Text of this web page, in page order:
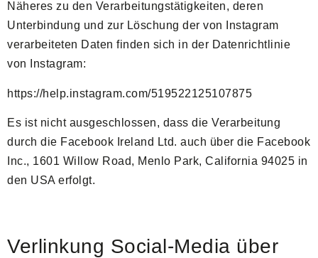
Näheres zu den Verarbeitungstätigkeiten, deren
Unterbindung und zur Löschung der von Instagram
verarbeiteten Daten finden sich in der Datenrichtlinie
von Instagram:
https://help.instagram.com/519522125107875
Es ist nicht ausgeschlossen, dass die Verarbeitung
durch die Facebook Ireland Ltd. auch über die Facebook
Inc., 1601 Willow Road, Menlo Park, California 94025 in
den USA erfolgt.
Verlinkung Social-Media über